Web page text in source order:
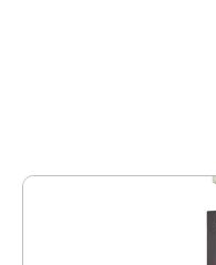
sistemi di gestione
parcheggio ANPR /
biglietti, sistema di
& amp; Sistema di